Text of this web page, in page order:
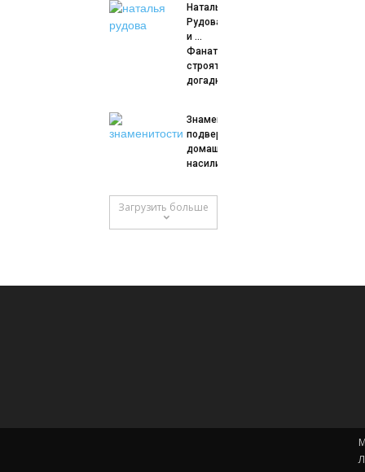
Наталья
Рудова
и …
Фанаты
строят
догадки
Знаменитости,
подвергшиеся
домашнему
насилию
Загрузить больше